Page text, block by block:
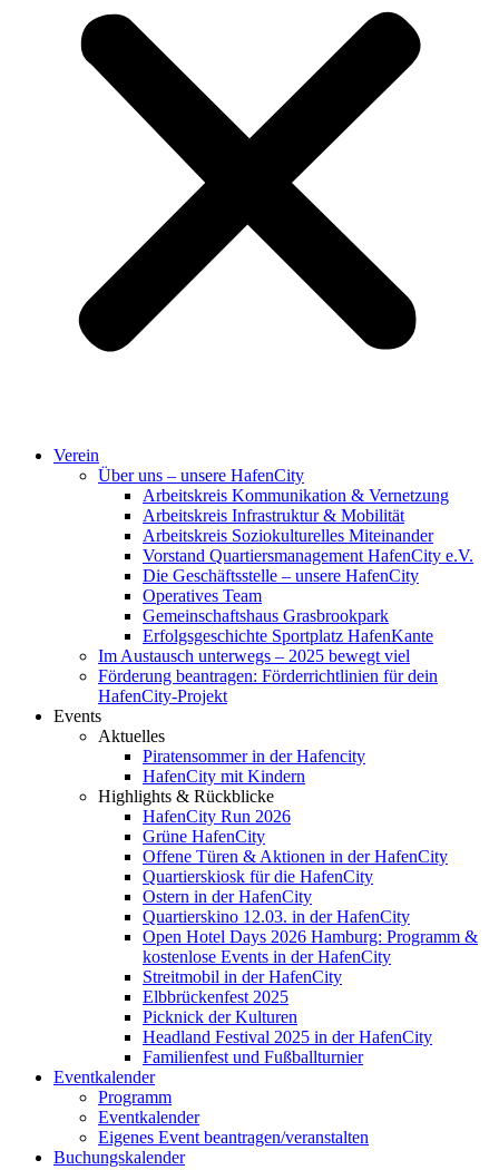
Verein
Über uns – unsere HafenCity
Arbeitskreis Kommunikation & Vernetzung
Arbeitskreis Infrastruktur & Mobilität
Arbeitskreis Soziokulturelles Miteinander
Vorstand Quartiersmanagement HafenCity e.V.
Die Geschäftsstelle – unsere HafenCity
Operatives Team
Gemeinschaftshaus Grasbrookpark
Erfolgsgeschichte Sportplatz HafenKante
Im Austausch unterwegs – 2025 bewegt viel
Förderung beantragen: Förderrichtlinien für dein
HafenCity-Projekt
Events
Aktuelles
Piratensommer in der Hafencity
HafenCity mit Kindern
Highlights & Rückblicke
HafenCity Run 2026
Grüne HafenCity
Offene Türen & Aktionen in der HafenCity
Quartierskiosk für die HafenCity
Ostern in der HafenCity
Quartierskino 12.03. in der HafenCity
Open Hotel Days 2026 Hamburg: Programm &
kostenlose Events in der HafenCity
Streitmobil in der HafenCity
Elbbrückenfest 2025
Picknick der Kulturen
Headland Festival 2025 in der HafenCity
Familienfest und Fußballturnier
Eventkalender
Programm
Eventkalender
Eigenes Event beantragen/veranstalten
Buchungskalender